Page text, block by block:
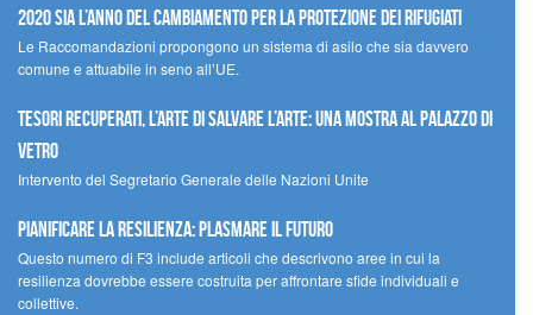
2020 sia l’anno del cambiamento per la protezione dei rifugiati
Le Raccomandazioni propongono un sistema di asilo che sia davvero
comune e attuabile in seno all’UE.
Tesori recuperati, l’arte di salvare l’arte: una mostra al Palazzo di
Vetro
Intervento del Segretario Generale delle Nazioni Unite
Pianificare la resilienza: plasmare il futuro
Questo numero di F3 include articoli che descrivono aree in cui la
resilienza dovrebbe essere costruita per affrontare sfide individuali e
collettive.